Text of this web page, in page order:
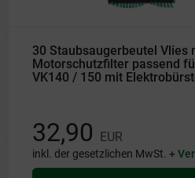
30 Staubsaugerbeutel Vlies
Motorschutzfilter passend
VK140 / 150 mit
32,90 EUR
inkl. der gesetzlichen MwSt. +